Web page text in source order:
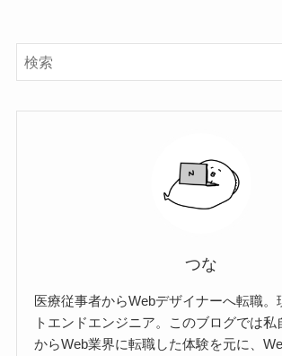
つな
医療従事者からWebデザイナーへ転職。
トエンドエンジニア。このブログでは私
からWeb業界に転職した体験を元に、